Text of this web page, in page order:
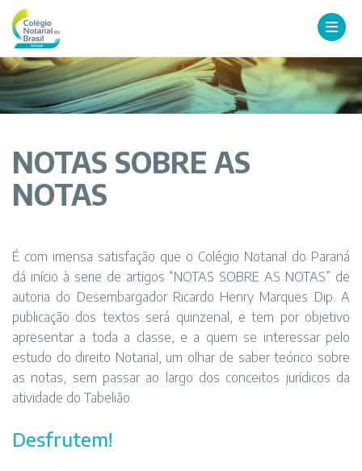
NOTAS SOBRE AS
NOTAS
É com imensa satisfação que o Colégio Notarial do Paraná
dá início à serie de artigos “NOTAS SOBRE AS NOTAS” de
autoria do Desembargador Ricardo Henry Marques Dip. A
publicação dos textos será quinzenal, e tem por objetivo
apresentar a toda a classe, e a quem se interessar pelo
estudo do direito Notarial , um olhar de saber teórico sobre
as notas, sem passar ao largo dos conceitos jurídicos da
atividade do Tabelião.
Desfrutem!